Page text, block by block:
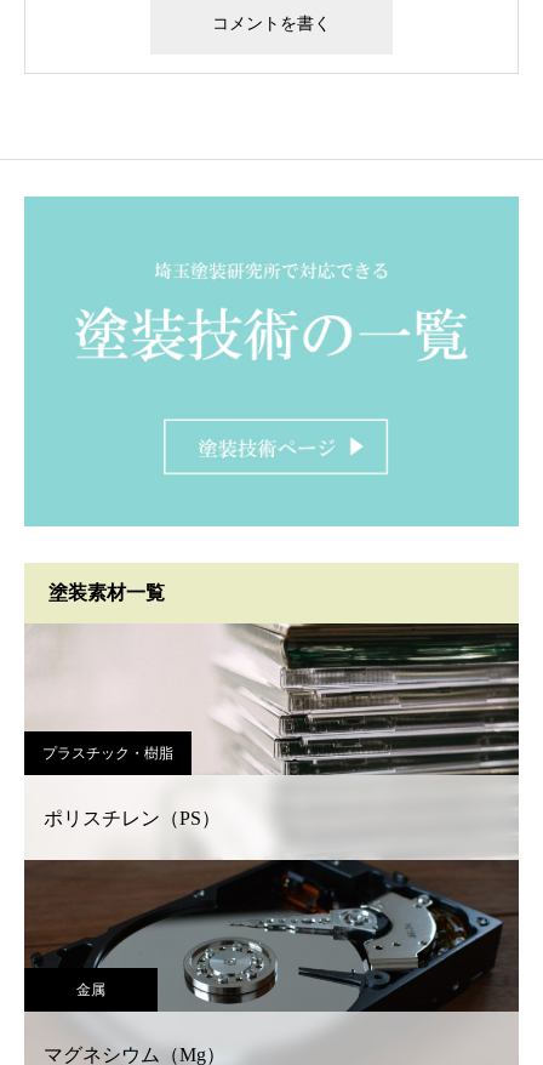
塗装素材一覧
プラスチック・樹脂
ポリスチレン（PS）
金属
マグネシウム（Mg）